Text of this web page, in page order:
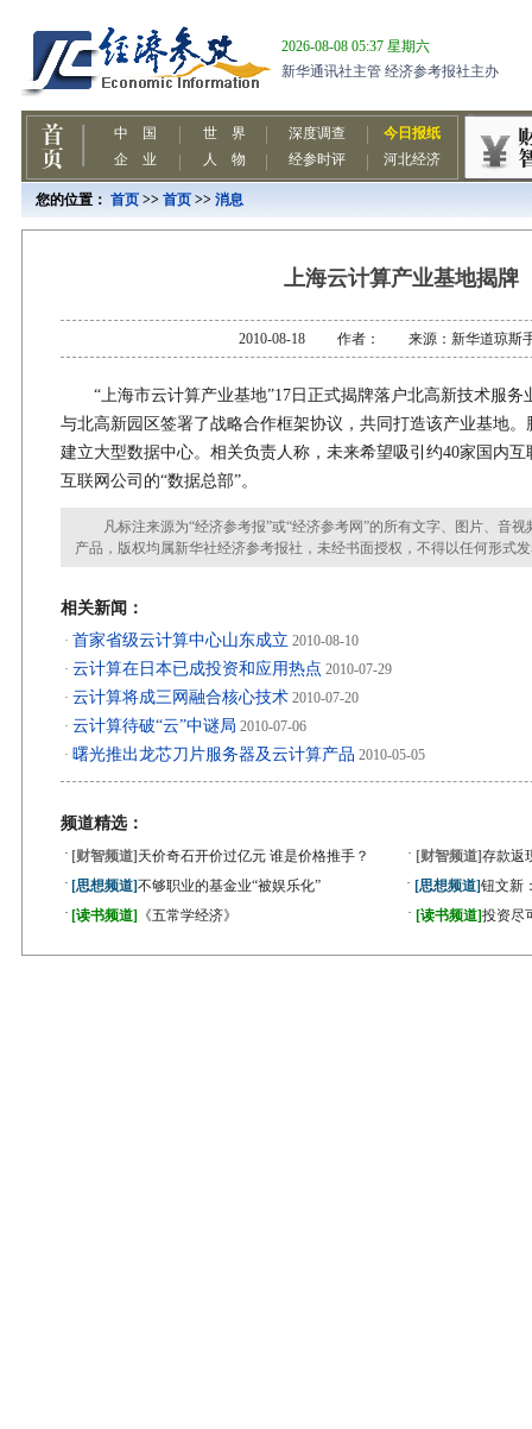
您的位置： 首页 >> 首页 >> 消息
上海云计算产业基地揭牌
2010-08-18 作者： 来源：新华道琼斯
“上海市云计算产业基地”17日正式揭牌落户北高新技术服务
与北高新园区签署了战略合作框架协议，共同打造该产业基地
建立大型数据中心。相关负责人称，未来希望吸引约40家国内
互联网公司的“数据总部”。
凡标注来源为“经济参考报”或“经济参考网”的所有文字、图片、音视
产品，版权均属新华社经济参考报社，未经书面授权，不得以任何形式
相关新闻：
· 首家省级云计算中心山东成立 2010-08-10
· 云计算在日本已成投资和应用热点 2010-07-29
· 云计算将成三网融合核心技术 2010-07-20
· 云计算待破“云”中谜局 2010-07-06
· 曙光推出龙芯刀片服务器及云计算产品 2010-05-05
频道精选：
· [财智频道] 天价奇石开价过亿元 谁是价格推手？ · [财智频道]存款返
· [思想频道]不够职业的基金业“被娱乐化” · [思想频道]钮文新
· [读书频道] 《五常学经济》 · [读书频道]投资尽